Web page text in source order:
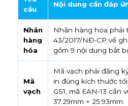
cầu
Nội dung cần đáp
Nhãn
hàng
hóa
Nhãn hàng hóa
43/2017/NĐ-CP về
gồm 9 nội dung bắt
Mã
vạch
Mã vạch phải đăng
in đúng kích thước
GS1, mã EAN-13 cần
37.29mm × 25.93mm.